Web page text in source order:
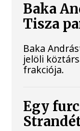
Baka
Tisza
Baka
jelöli
frakciója.
Egy